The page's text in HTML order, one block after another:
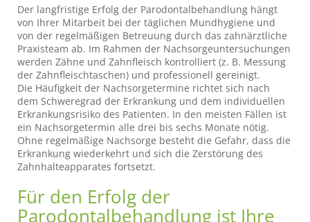
Der langfristige Erfolg der Parodontalbehandlung hängt
von Ihrer Mitarbeit bei der täglichen Mundhygiene und
von der regelmäßigen Betreuung durch das zahnärztliche
Praxisteam ab. Im Rahmen der Nachsorgeuntersuchungen
werden Zähne und Zahnfleisch kontrolliert (z. B. Messung
der Zahnfleischtaschen) und professionell gereinigt.
Die Häufigkeit der Nachsorgetermine richtet sich nach
dem Schweregrad der Erkrankung und dem individuellen
Erkrankungsrisiko des Patienten. In den meisten Fällen ist
ein Nachsorgetermin alle drei bis sechs Monate nötig.
Ohne regelmäßige Nachsorge besteht die Gefahr, dass die
Erkrankung wiederkehrt und sich die Zerstörung des
Zahnhalteapparates fortsetzt.
Für den Erfolg der
Parodontalbehandlung ist Ihre